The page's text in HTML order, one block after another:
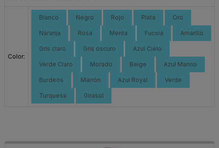
Color:
Blanco Negro Rojo Plata Oro
Naranja Rosa Menta Fucsia Amarillo
Gris claro Gris oscuro Azul Cielo
Verde Claro Morado Beige Azul Marino
Burdeos Marrón Azul Royal Verde
Turquesa Girasol